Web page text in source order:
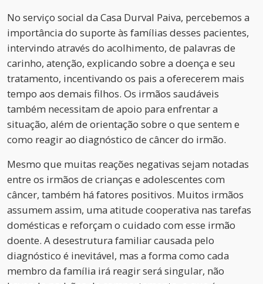
No serviço social da Casa Durval Paiva, percebemos a
importância do suporte às famílias desses pacientes,
intervindo através do acolhimento, de palavras de
carinho, atenção, explicando sobre a doença e seu
tratamento, incentivando os pais a oferecerem mais
tempo aos demais filhos. Os irmãos saudáveis
também necessitam de apoio para enfrentar a
situação, além de orientação sobre o que sentem e
como reagir ao diagnóstico de câncer do irmão.
Mesmo que muitas reações negativas sejam notadas
entre os irmãos de crianças e adolescentes com
câncer, também há fatores positivos. Muitos irmãos
assumem assim, uma atitude cooperativa nas tarefas
domésticas e reforçam o cuidado com esse irmão
doente. A desestrutura familiar causada pelo
diagnóstico é inevitável, mas a forma como cada
membro da família irá reagir será singular, não